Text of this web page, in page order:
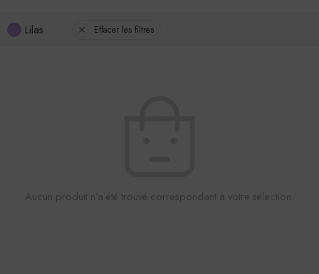
Lilas Effacer les filtres
Aucun produit n'a été trouvé correspondant à votre sélection.